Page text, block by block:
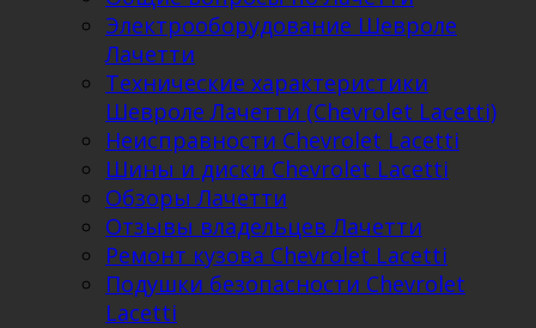
Электрооборудование Шевроле
Лачетти
Технические характеристики
Шевроле Лачетти (Chevrolet Lacetti)
Неисправности Chevrolet Lacetti
Шины и диски Chevrolet Lacetti
Обзоры Лачетти
Отзывы владельцев Лачетти
Ремонт кузова Chevrolet Lacetti
Подушки безопасности Chevrolet
Lacetti